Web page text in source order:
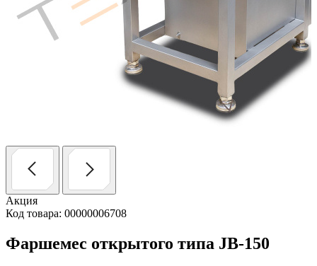
Акция
Код товара: 00000006708
Фаршемес открытого типа JB-150